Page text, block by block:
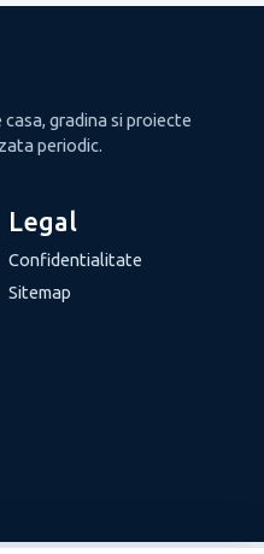
gradina si proiecte
periodic.
Legal
Confidentialitate
Sitemap